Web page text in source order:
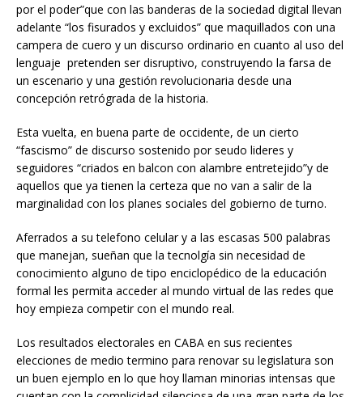
por el poder”que con las banderas de la sociedad digital llevan
adelante “los fisurados y excluidos” que maquillados con una
campera de cuero y un discurso ordinario en cuanto al uso del
lenguaje pretenden ser disruptivo, construyendo la farsa de
un escenario y una gestión revolucionaria desde una
concepción retrógrada de la historia.
Esta vuelta, en buena parte de occidente, de un cierto
“fascismo” de discurso sostenido por seudo lideres y
seguidores “criados en balcon con alambre entretejido”y de
aquellos que ya tienen la certeza que no van a salir de la
marginalidad con los planes sociales del gobierno de turno.
Aferrados a su telefono celular y a las escasas 500 palabras
que manejan, sueñan que la tecnolgía sin necesidad de
conocimiento alguno de tipo enciclopédico de la educación
formal les permita acceder al mundo virtual de las redes que
hoy empieza competir con el mundo real.
Los resultados electorales en CABA en sus recientes
elecciones de medio termino para renovar su legislatura son
un buen ejemplo en lo que hoy llaman minorias intensas que